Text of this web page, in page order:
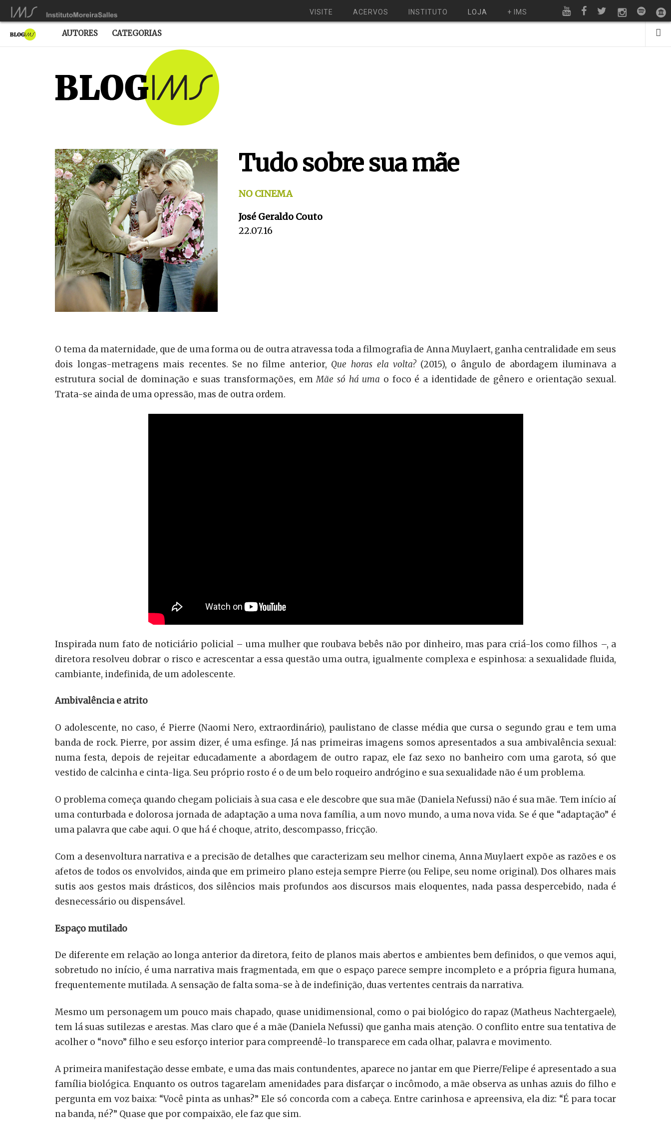
VISITE ACERVOS INSTITUTO LOJA + IMS
AUTORES CATEGORIAS
Tudo sobre sua mãe
NO CINEMA
José Geraldo Couto
22.07.16
O tema da maternidade, que de uma forma ou de outra atravessa toda a filmografia de Anna Muylaert, ganha centralidade em seus
dois longas-metragens mais recentes. Se no filme anterior, Que horas ela volta? (2015), o ângulo de abordagem iluminava a
estrutura social de dominação e suas transformações, emMãe só há uma o foco é a identidade de gênero e orientação sexual.
Trata-se ainda de uma opressão, mas de outra ordem.
Inspirada num fato de noticiário policial – uma mulher que roubava bebês não por dinheiro, mas para criá-los como filhos –, a
diretora resolveu dobrar o risco e acrescentar a essa questão uma outra, igualmente complexa e espinhosa: a sexualidade fluida,
cambiante, indefinida, de um adolescente.
Ambivalência e atrito
O adolescente, no caso, é Pierre (Naomi Nero, extraordinário), paulistano de classe média que cursa o segundo grau e tem uma
banda de rock. Pierre, por assim dizer, é uma esfinge. Já nas primeiras imagens somos apresentados a sua ambivalência sexual:
numa festa, depois de rejeitar educadamente a abordagem de outro rapaz, ele faz sexo no banheiro com uma garota, só que
vestido de calcinha e cinta-liga. Seu próprio rosto é o de um belo roqueiro andrógino e sua sexualidade não é um problema.
O problema começa quando chegam policiais à sua casa e ele descobre que sua mãe (Daniela Nefussi) não é sua mãe. Tem início aí
uma conturbada e dolorosa jornada de adaptação a uma nova família, a um novo mundo, a uma nova vida. Se é que “adaptação” é
uma palavra que cabe aqui. O que há é choque, atrito, descompasso, fricção.
Com a desenvoltura narrativa e a precisão de detalhes que caracterizam seu melhor cinema, Anna Muylaert expõe as razões e os
afetos de todos os envolvidos, ainda que em primeiro plano esteja sempre Pierre (ou Felipe, seu nome original). Dos olhares mais
sutis aos gestos mais drásticos, dos silêncios mais profundos aos discursos mais eloquentes, nada passa despercebido, nada é
desnecessário ou dispensável.
Espaço mutilado
De diferente em relação ao longa anterior da diretora, feito de planos mais abertos e ambientes bem definidos, o que vemos aqui,
sobretudo no início, é uma narrativa mais fragmentada, em que o espaço parece sempre incompleto e a própria figura humana,
frequentemente mutilada. A sensação de falta soma-se à de indefinição, duas vertentes centrais da narrativa.
Mesmo um personagem um pouco mais chapado, quase unidimensional, como o pai biológico do rapaz (Matheus Nachtergaele),
tem lá suas sutilezas e arestas. Mas claro que é a mãe (Daniela Nefussi) que ganha mais atenção. O conflito entre sua tentativa de
acolher o “novo” filho e seu esforço interior para compreendê-lo transparece em cada olhar, palavra e movimento.
A primeira manifestação desse embate, e uma das mais contundentes, aparece no jantar em que Pierre/Felipe é apresentado a sua
família biológica. Enquanto os outros tagarelam amenidades para disfarçar o incômodo, a mãe observa as unhas azuis do filho e
pergunta em voz baixa: “Você pinta as unhas?” Ele só concorda com a cabeça. Entre carinhosa e apreensiva, ela diz: “É para tocar
na banda, né?” Quase que por compaixão, ele faz que sim.